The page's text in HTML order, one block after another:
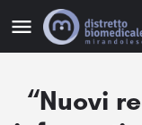
“Nuovi